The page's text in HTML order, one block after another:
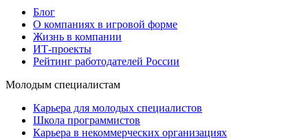
Блог
О компаниях в игровой форме
Жизнь в компании
ИТ-проекты
Рейтинг работодателей России
Молодым специалистам
Карьера для молодых специалистов
Школа программистов
Карьера в некоммерческих организациях